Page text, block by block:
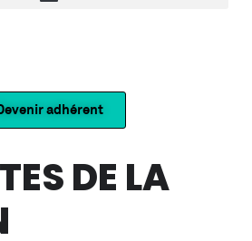
adhérent
DE LA